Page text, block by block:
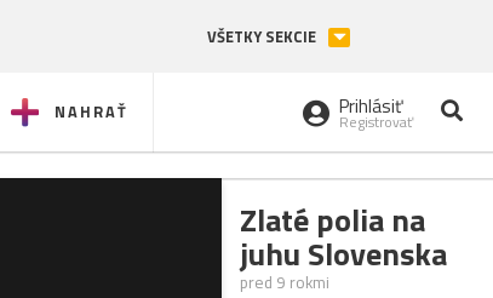
VŠETKY SEKCIE
NAHRAŤ Prihlásiť
Registrovať
Zlaté polia na
juhu Slovenska
pred 9 rokmi